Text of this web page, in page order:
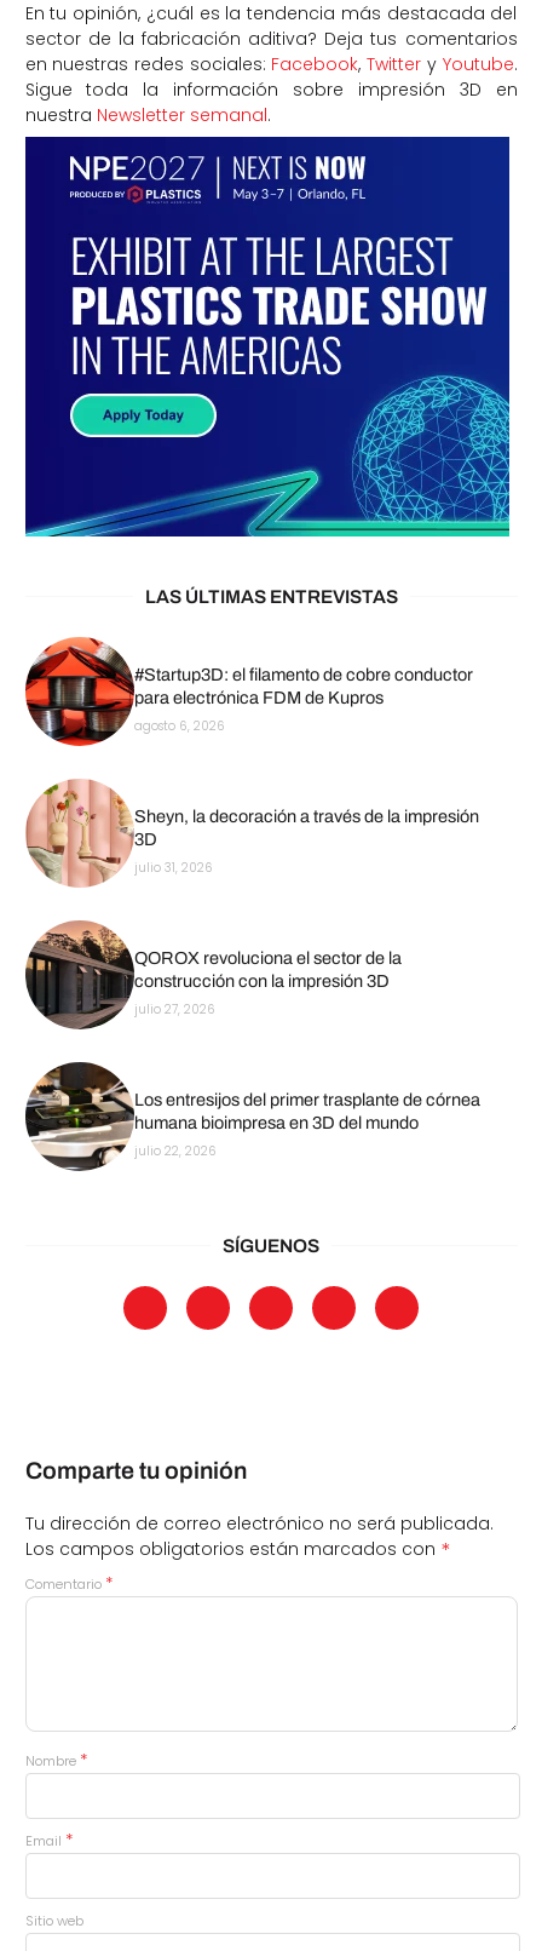
En tu opinión, ¿cuál es la tendencia más destacada del
sector de la fabricación aditiva? Deja tus comentarios
en nuestras redes sociales: Facebook,Twitter y Youtube.
Sigue toda la información sobre impresión 3D en
nuestra Newsletter semanal.
LAS ÚLTIMAS ENTREVISTAS
#Startup3D: el filamento de cobre conductor
para electrónica FDM de Kupros
agosto 6, 2026
Sheyn, la decoración a través de la impresión
3D
julio 31, 2026
QOROX revoluciona el sector de la
construcción con la impresión 3D
julio 27, 2026
Los entresijos del primer trasplante de córnea
humana bioimpresa en 3D del mundo
julio 22, 2026
SÍGUENOS
Comparte tu opinión
Tu dirección de correo electrónico no será publicada.
Los campos obligatorios están marcados con *
Comentario *
Nombre *
Email *
Sitio web